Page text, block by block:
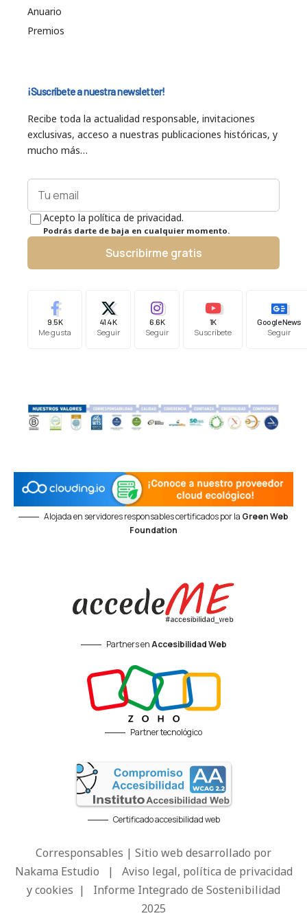
Anuario
Premios
¡Suscríbete a nuestra newsletter!
Recibe toda la actualidad responsable, invitaciones
exclusivas, acceso a nuestras publicaciones históricas, y
mucho más…
Acepto la política de privacidad.
Podrás darte de baja en cualquier momento.
Suscribirme gratis
9.5K
Me gusta
41.4K
Seguir
6.6K
Seguir
1K
Suscríbete
Google News
Seguir
Alojada en servidores responsables certificados por la Green Web
Foundation
Partners enAccesibilidad Web
Partner tecnológico
Certificado accesibilidad web
Corresponsables | Sitio web desarrollado por
Nakama Estudio | Aviso legal, política de privacidad
y cookies | Informe Integrado de Sostenibilidad
2025